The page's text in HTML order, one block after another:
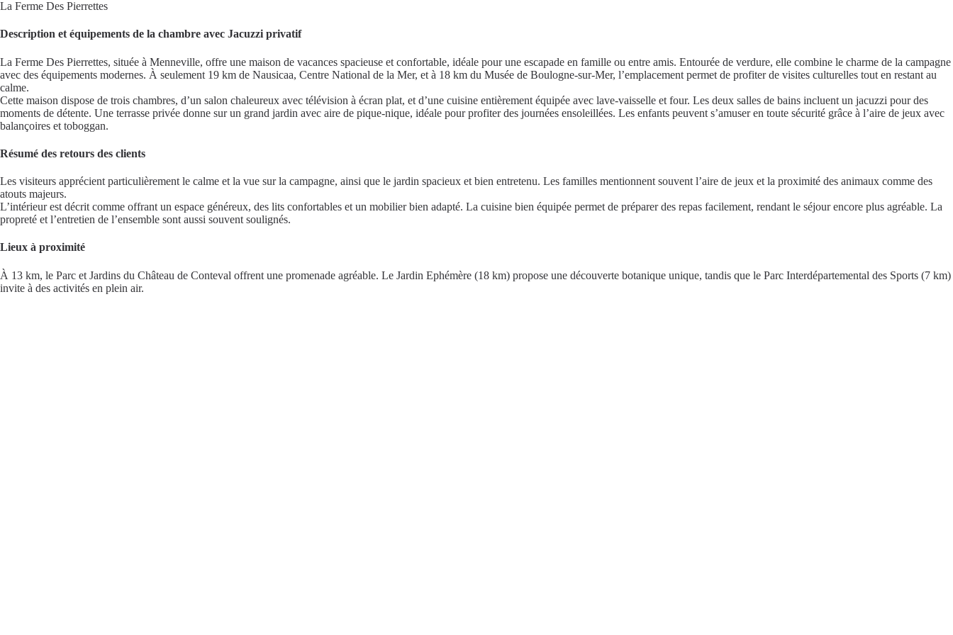
La Ferme Des Pierrettes
Description et équipements de la chambre avec Jacuzzi privatif
La Ferme Des Pierrettes, située à Menneville, offre une maison de vacances spacieuse et confortable, idéale pour une escapade en famille ou entre amis. Entourée de verdure, elle combine le charme de la campagne
avec des équipements modernes. À seulement 19 km de Nausicaa, Centre National de la Mer, et à 18 km du Musée de Boulogne-sur-Mer, l’emplacement permet de profiter de visites culturelles tout en restant au
calme.
Cette maison dispose de trois chambres, d’un salon chaleureux avec télévision à écran plat, et d’une cuisine entièrement équipée avec lave-vaisselle et four. Les deux salles de bains incluent un jacuzzi pour des
moments de détente. Une terrasse privée donne sur un grand jardin avec aire de pique-nique, idéale pour profiter des journées ensoleillées. Les enfants peuvent s’amuser en toute sécurité grâce à l’aire de jeux avec
balançoires et toboggan.
Résumé des retours des clients
Les visiteurs apprécient particulièrement le calme et la vue sur la campagne, ainsi que le jardin spacieux et bien entretenu. Les familles mentionnent souvent l’aire de jeux et la proximité des animaux comme des
atouts majeurs.
L’intérieur est décrit comme offrant un espace généreux, des lits confortables et un mobilier bien adapté. La cuisine bien équipée permet de préparer des repas facilement, rendant le séjour encore plus agréable. La
propreté et l’entretien de l’ensemble sont aussi souvent soulignés.
Lieux à proximité
À 13 km, le Parc et Jardins du Château de Conteval offrent une promenade agréable. Le Jardin Ephémère (18 km) propose une découverte botanique unique, tandis que le Parc Interdépartemental des Sports (7 km)
invite à des activités en plein air.